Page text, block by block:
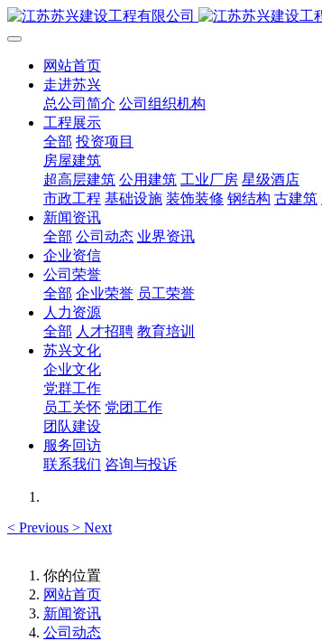
网站首页
走进苏兴
总公司简介 公司组织机构
工程展示
全部 投资项目
房屋建筑
超高层建筑 公用建筑 工业厂房 星级酒店
市政工程 基础设施 装饰装修 钢结构 古建筑
新闻资讯
全部 公司动态 业界资讯
企业资信
公司荣誉
全部 企业荣誉 员工荣誉
人力资源
全部 人才招聘 教育培训
苏兴文化
企业文化
党群工作
员工关怀 党团工作
团队建设
服务回访
联系我们 咨询与投诉
< Previous > Next
你的位置
网站首页
新闻资讯
公司动态